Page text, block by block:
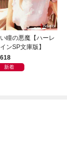
瞳の悪魔【ハーレ
ンSP文庫版】
618
新着